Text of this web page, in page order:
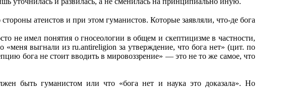
атеистов и при этом гуманистов. Которые заявляли, что-де бога
не имел понятия о гносеологии в общем и скептицизме в частности,
выгнали из ru.antireligion за утверждение, что бога нет» (цит. по
бога не стоит вводить в мировоззрение» — это не то же самое, что
быть гуманистом или что «бога нет и наука это доказала». Но